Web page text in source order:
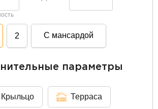
2 С мансардой
параметры
Крыльцо Терраса